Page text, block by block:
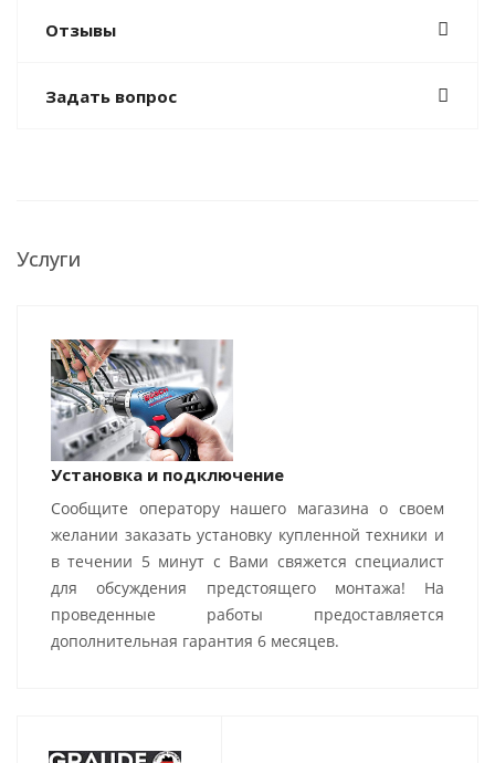
Отзывы
Задать вопрос
Услуги
Установка и подключение
Сообщите оператору нашего магазина о своем
желании заказать установку купленной техники и
в течении 5 минут с Вами свяжется специалист
для обсуждения предстоящего монтажа! На
проведенные работы предоставляется
дополнительная гарантия 6 месяцев.